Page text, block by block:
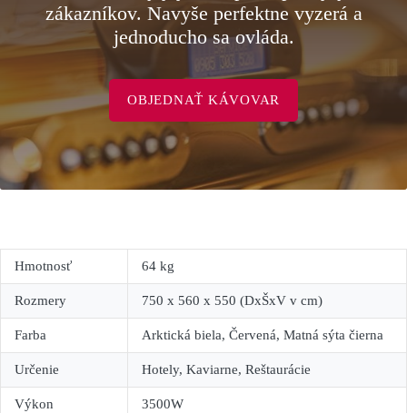
zákazníkov. Navyše perfektne vyzerá a
jednoducho sa ovláda.
OBJEDNAŤ KÁVOVAR
Hmotnosť 64 kg
Rozmery 750 x 560 x 550 (DxŠxV v cm)
Farba Arktická biela, Červená, Matná sýta čierna
Určenie Hotely, Kaviarne, Reštaurácie
Výkon 3500W